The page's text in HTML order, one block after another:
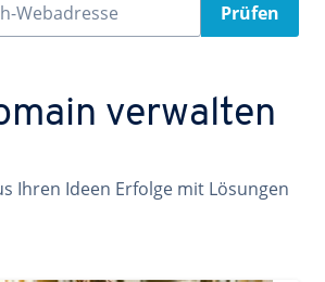
Webadresse Prüfen
verwalten
Ihren Ideen Erfolge mit Lösungen